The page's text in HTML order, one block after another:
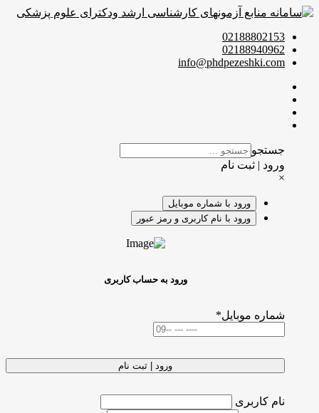
02188802153
02188940962
info@phdpezeshki.com
جستجو
ورود | ثبت نام
×
ورود با شماره موبایل
ورود با نام کاربری و رمز عبور
ورود به حساب کاربری
شماره موبایل*
ورود | ثبت نام
نام کاربری